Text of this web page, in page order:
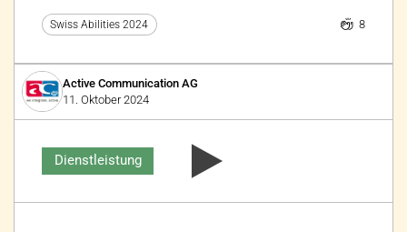
Swiss Abilities 2024 8
Active Communication AG
11. Oktober 2024
Dienstleistung